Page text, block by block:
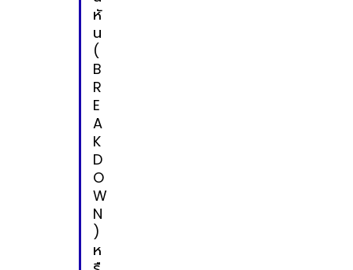
หั
น
(
B
R
E
A
K
D
O
W
N
)
ห